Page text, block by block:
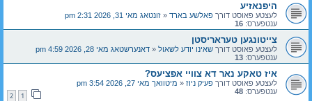
היפנאזיע
לעצטע פאוסט דורך פאלשע בארד « זונטאג מאי 31, 2026 2:31 pm
ענטפערס: 16
צייטונגען טעראריסטן
לעצטע פאוסט דורך שאינו יודע לשאול « דאנערשטאג מאי 28, 2026 4:59 pm
ענטפערס: 13
איז טאקע נאר דא צוויי אפציעס?
לעצטע פאוסט דורך פעיק ניוז « מיטוואך מאי 27, 2026 3:54 pm
ענטפערס: 48
1
2